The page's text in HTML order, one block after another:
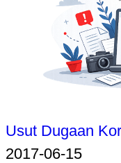
Usut Dugaan
2017-06-15